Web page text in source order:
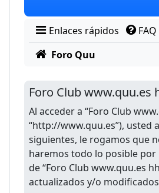
Enlaces rápidos FAQ
Foro Quu
Foro Club
Al acceder a “Foro Club
“http://www.quu.es”), usted
siguientes, le rogamos que
haremos todo lo posible
de “Foro Club www.quu.es
actualizados y/o